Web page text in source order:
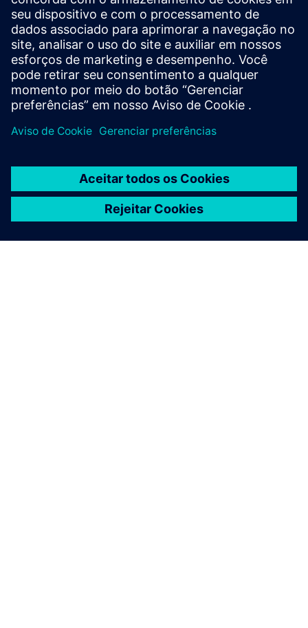
competitivas em um mundo cada vez mais digital e
conectado.
Centro de design Xainda é um aplicativo de desktop (com
opções de streaming) com todos os mesmos recursos do
Designcenter, mas todo o licenciamento, implantação,
backups e atualizações são gerenciados pela Siemens.